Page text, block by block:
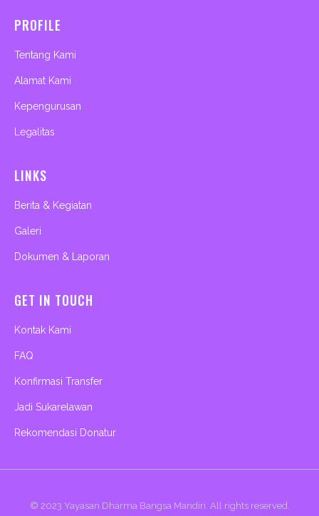
o
o
g
r
m
PROFILE
Tentang Kami
Alamat Kami
Kepengurusan
Legalitas
LINKS
Berita & Kegiatan
Galeri
Dokumen & Laporan
GET IN TOUCH
Kontak Kami
FAQ
Konfirmasi Transfer
Jadi Sukarelawan
Rekomendasi Donatur
© 2023 Yayasan Dharma Bangsa Mandiri . All rights reserved.